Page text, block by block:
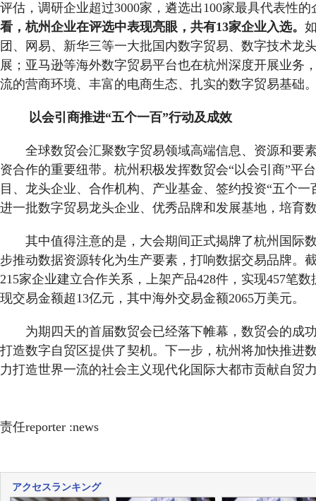
评估，调研企业超过3000家，遴选出100家最具代表性的
看，杭州企业在评选中表现亮眼，共有13家企业入选。
团、网易、新华三等一大批国内数字贸易、数字技术龙
展；亚马逊等海外数字贸易平台也在杭州深度开展业务
流的营商环境、丰富的电商生态、扎实的数字贸易基础
以会引商推进“五个一百”行动及成效
全球数贸会汇聚数字贸易领域高端信息、资源和要
资合作的重要纽带。杭州积极发挥数贸会“以会引商”平
目、龙头企业、合作机构、产业基金、签约投资“五个一
进一批数字贸易龙头企业、优秀品牌和发展基地，培育
其中值得注意的是，大会期间正式揭牌了杭州国际
步推动数据资源转化为生产要素，打响数据交易品牌。
215家企业建立合作关系，上架产品428件，实现457笔
现交易金额超13亿元，其中海外交易金额2065万美元。
为期四天的首届数贸会已经落下帷幕，数贸会的成
打造数字自贸区提供了契机。下一步，杭州将加快推进
力打造世界一流的社会主义现代化国际大都市贡献自贸
责任reporter :news
アクセスランキング